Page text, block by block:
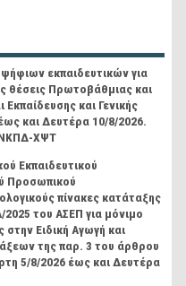
εκπαιδευτικών για
θέσεις Πρωτοβάθμιας και
και Γενικής
και Δευτέρα 10/8/2026.
ΧΨΤ
Εκπαιδευτικού
Προσωπικού
πίνακες κατάταξης
του ΑΣΕΠ για μόνιμο
στην Ειδική Αγωγή και
της παρ. 3 του άρθρου
5/8/2026 έως και Δευτέρα